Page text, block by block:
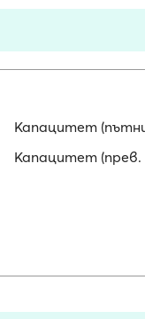
Капацитет
Капацитет (прев.